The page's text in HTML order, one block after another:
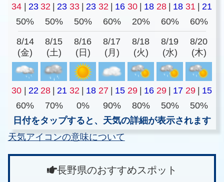
34 | 23 32 | 23 33 | 23 32 | 16 30 | 18 28 | 18 31 | 21
50%
50% 50% 60% 20% 60% 60%
8/14
(金)
8/15
(土)
8/16
(日)
8/17
(月)
8/18
(火)
8/19
(水)
8/20
(木)
30 | 22 28 | 21 32 | 18 27 | 15 29 | 16 29 | 17 29 | 15
60%
70% 0% 90% 80% 50%
50%
日付をタップすると、天気の詳細が表示されます
天気アイコンの意味について
長野県のおすすめスポット